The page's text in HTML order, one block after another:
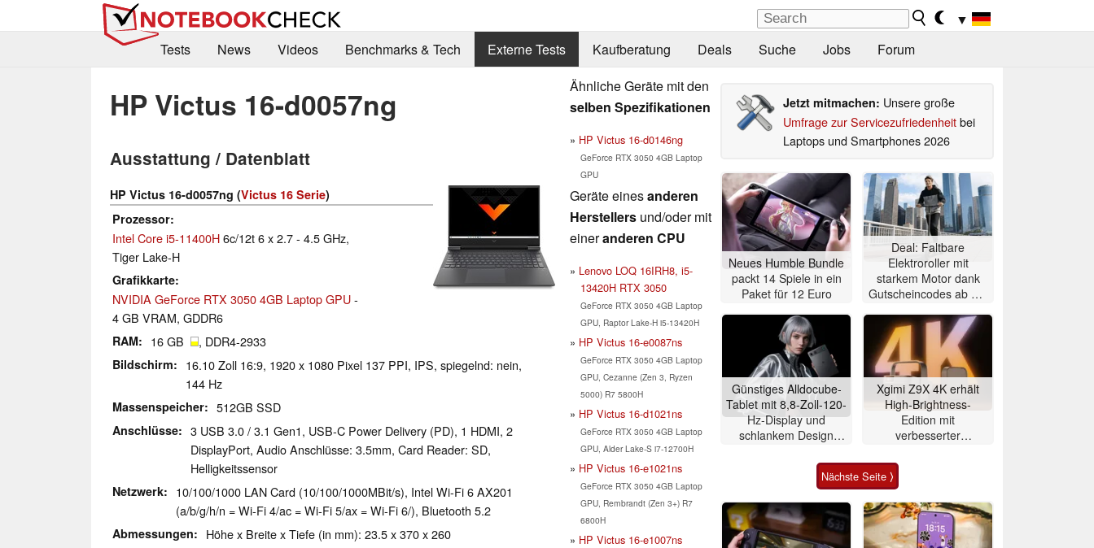
▼
Tests
News Videos Benchmarks & Tech Externe Tests Kaufberatung Deals Suche Jobs Forum
HP Victus 16-d0057ng
Ausstattung / Datenblatt
HP Victus 16-d0057ng (Victus 16 Serie)
Prozessor
Intel Core i5-11400H6c/12t 6 x 2.7 - 4.5 GHz,
Tiger Lake-H
Grafikkarte
NVIDIA GeForce RTX 3050 4GB Laptop GPU-
4 GB VRAM, GDDR6
RAM 16 GB , DDR4-2933
Bildschirm
16.10 Zoll 16:9, 1920 x 1080 Pixel 137 PPI, IPS, spiegelnd: nein,
144 Hz
Massenspeicher 512GB SSD
Anschlüsse
3 USB 3.0 / 3.1 Gen1, USB-C Power Delivery (PD), 1 HDMI, 2
DisplayPort, Audio Anschlüsse: 3.5mm, Card Reader: SD,
Helligkeitssensor
Netzwerk
10/100/1000 LAN Card (10/100/1000MBit/s), Intel Wi-Fi 6 AX201
(a/b/g/h/n = Wi-Fi 4/ac = Wi-Fi 5/ax = Wi-Fi 6/), Bluetooth 5.2
Abmessungen Höhe x Breite x Tiefe (in mm): 23.5 x 370 x 260
Ähnliche Geräte mit den
selben Spezifikationen
HP Victus 16-d0146ng
GeForce RTX 3050 4GB Laptop
GPU
Geräte einesanderen
Herstellers und/oder mit
eineranderen CPU
Lenovo LOQ 16IRH8, i5-
13420H RTX 3050
GeForce RTX 3050 4GB Laptop
GPU, Raptor Lake-H i5-13420H
HP Victus 16-e0087ns
GeForce RTX 3050 4GB Laptop
GPU, Cezanne (Zen 3, Ryzen
5000) R7 5800H
HP Victus 16-d1021ns
GeForce RTX 3050 4GB Laptop
GPU, Alder Lake-S i7-12700H
HP Victus 16-e1021ns
GeForce RTX 3050 4GB Laptop
GPU, Rembrandt (Zen 3+) R7
6800H
HP Victus 16-e1007ns
Jetzt mitmachen: Unsere große
Umfrage zur Servicezufriedenheitbei
Laptops und Smartphones 2026
Neues Humble Bundle
packt 14 Spiele in ein
Paket für 12 Euro
Deal: Faltbare
Elektroroller mit
starkem Motor dank
Gutscheincodes ab nur
Günstiges Alldocube-
Tablet mit 8,8-Zoll-120-
Hz-Display und
schlankem Design
Xgimi Z9X 4K erhält
High-Brightness-
Edition mit
verbesserter
Nächste Seite ⟩